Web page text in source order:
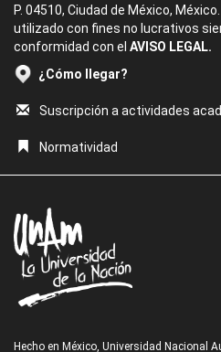
P. 04510, Ciudad de México,
utilizado con fines no lucrativos
conformidad con el AVISO LEGAL.
¿Cómo llegar?
Suscripción a actividades
Normatividad
Hecho en México, Universidad Nacional